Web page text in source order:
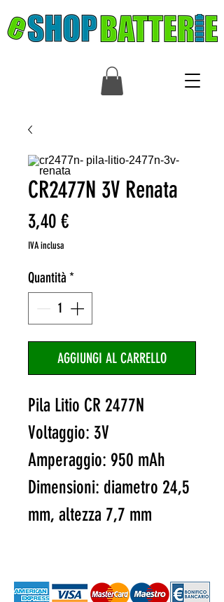
CR2477N 3V Renata
3,40 €Prezzo
IVA inclusa
Quantità *
AGGIUNGI AL CARRELLO
Pila Litio CR 2477N
Voltaggio: 3V
Amperaggio: 950 mAh
Dimensioni: diametro 24,5
mm, altezza 7,7 mm